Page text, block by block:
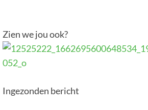
Zien we jou ook?
Ingezonden bericht